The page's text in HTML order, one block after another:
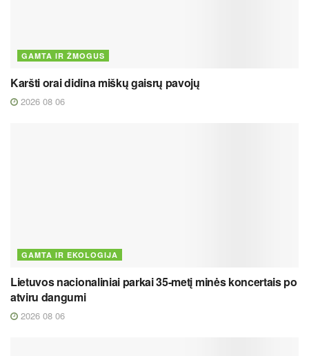
GAMTA IR ŽMOGUS
Karšti orai didina miškų gaisrų pavojų
2026 08 06
GAMTA IR EKOLOGIJA
Lietuvos nacionaliniai parkai 35-metį minės koncertais po
atviru dangumi
2026 08 06